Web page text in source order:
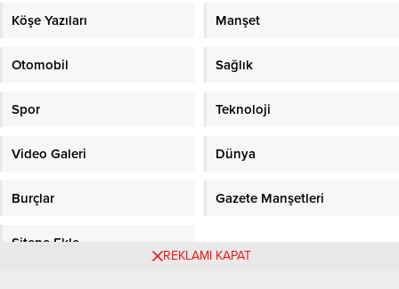
Köşe Yazıları Manşet
Otomobil Sağlık
Spor Teknoloji
Video Galeri Dünya
Burçlar Gazete Manşetleri
Sitene Ekle
REKLAMI KAPAT